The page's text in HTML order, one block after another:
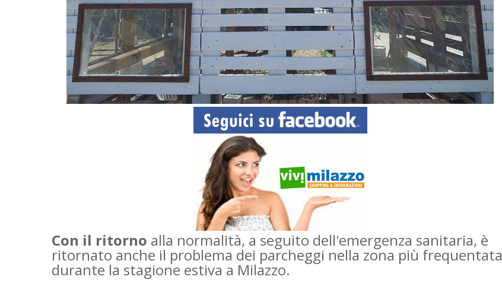
Con il ritorno alla normalità, a seguito dell'emergenza sanitaria, è
ritornato anche il problema dei parcheggi nella zona più frequentata
durante la stagione estiva a Milazzo.